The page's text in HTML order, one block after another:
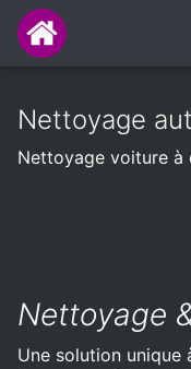
Nettoyage
Nettoyage voiture à
Nettoyage
Une solution